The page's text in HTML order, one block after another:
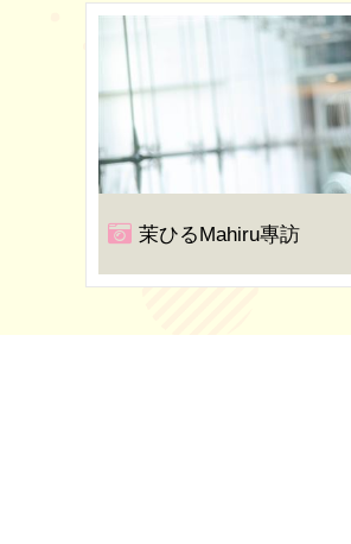
茉ひるMahiru專訪